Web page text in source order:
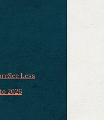
See Less
2026